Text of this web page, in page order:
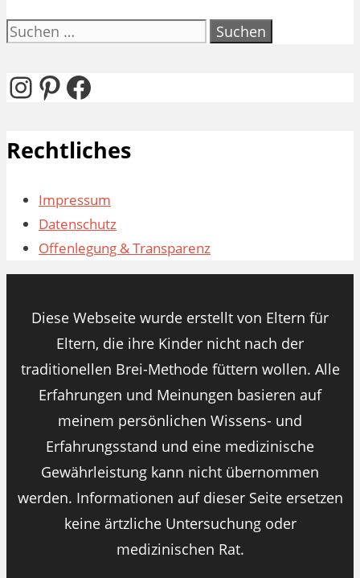
Suchen
Instagram
Pinterest
Facebook
Rechtliches
Impressum
Datenschutz
Offenlegung & Transparenz
Diese Webseite wurde erstellt von Eltern für
Eltern, die ihre Kinder nicht nach der
traditionellen Brei-Methode füttern wollen. Alle
Erfahrungen und Meinungen basieren auf
meinem persönlichen Wissens- und
Erfahrungsstand und eine medizinische
Gewährleistung kann nicht übernommen
werden. Informationen auf dieser Seite ersetzen
keine ärtzliche Untersuchung oder
medizinischen Rat.